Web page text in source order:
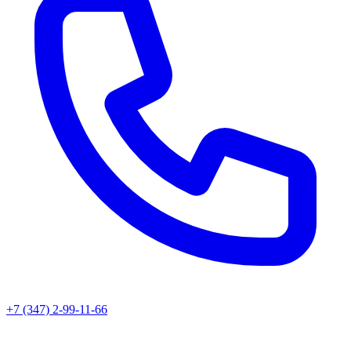
+7 (347) 2-99-11-66